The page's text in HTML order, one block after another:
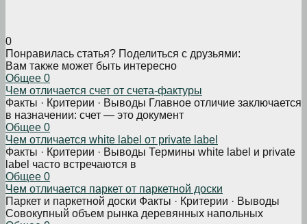
0
Понравилась статья? Поделиться с друзьями:
Вам также может быть интересно
Общее 0
Чем отличается счет от счета-фактуры
Факты · Критерии · Выводы Главное отличие заключается
в назначении: счет — это документ
Общее 0
Чем отличается white label от private label
Факты · Критерии · Выводы Термины white label и private
label часто встречаются в
Общее 0
Чем отличается паркет от паркетной доски
Паркет и паркетной доски Факты · Критерии · Выводы
Совокупный объем рынка деревянных напольных